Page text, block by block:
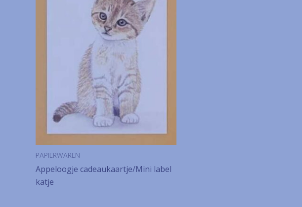
PAPIERWAREN
Appeloogje cadeaukaartje/Mini label
katje